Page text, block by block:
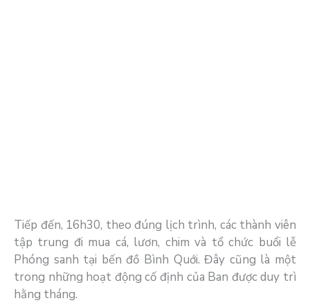
Tiếp đến, 16h30, theo đúng lịch trình, các thành viên
tập trung đi mua cá, lươn, chim và tổ chức buổi lễ
Phóng sanh tại bến đồ Bình Quới. Đây cũng là một
trong những hoạt động cố định của Ban được duy trì
hằng tháng.